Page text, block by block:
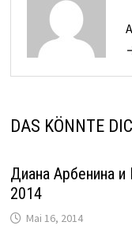
DAS KÖNNTE
Диана Арбенина
2014
Mai 16, 2014